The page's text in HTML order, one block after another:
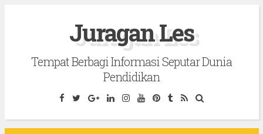
c
Juragan Les
Tempat Berbagi Informasi Seputar Dunia
Pendidikan